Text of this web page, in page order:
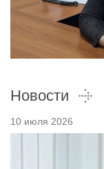
Новости
10 июля 2026